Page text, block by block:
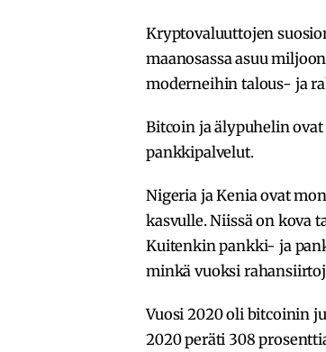
Kryptovaluuttojen
maanosassa asuu
moderneihin talous- ja
Bitcoin ja älypuhelin
pankkipalvelut.
Nigeria ja Kenia ovat
kasvulle. Niissä on kova
Kuitenkin pankki- ja
minkä vuoksi
Vuosi 2020 oli bitcoinin
2020 peräti 308